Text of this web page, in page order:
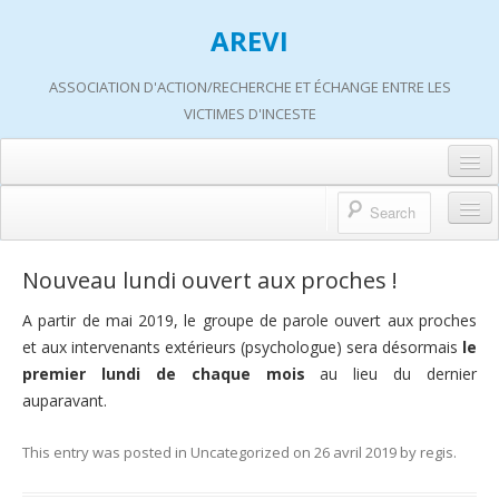
AREVI
ASSOCIATION D'ACTION/RECHERCHE ET ÉCHANGE ENTRE LES
VICTIMES D'INCESTE
A propos d’AREVI
Les groupes de paroles
Les ateliers
S’informer
Nous soutenir
Qui sommes-nous ?
Historique de nos actions
Nouveau lundi ouvert aux proches !
A partir de mai 2019, le groupe de parole ouvert aux proches
et aux intervenants extérieurs (psychologue) sera désormais le
premier lundi de chaque mois au lieu du dernier
auparavant.
This entry was posted in Uncategorized on 26 avril 2019 by regis.